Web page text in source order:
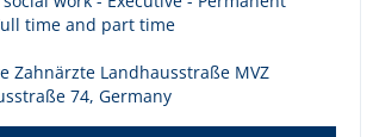
time and part time
Zahnärzte Landhausstraße MVZ
74, Germany